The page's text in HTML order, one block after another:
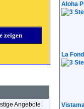
Angebote
Aloha
La